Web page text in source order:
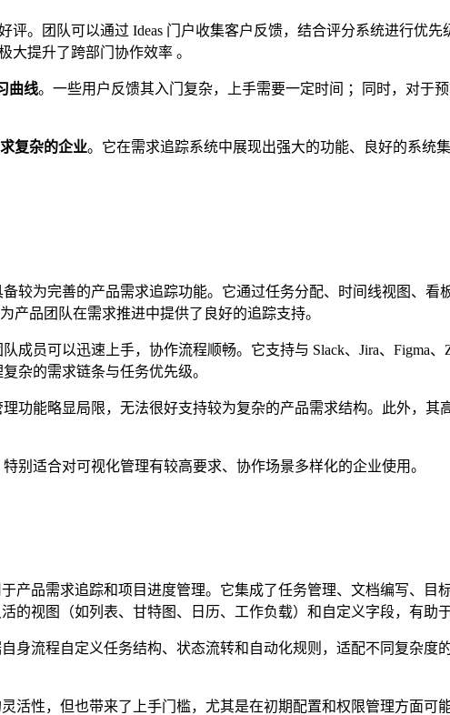
评。团队可以通过 Ideas 门户收集客户反馈，结合评分系统进行优
大提升了跨部门协作效率 。
曲线。一些用户反馈其入门复杂，上手需要一定时间 ；同时，对于
复杂的企业。它在需求追踪系统中展现出强大的功能、良好的系统
较为完善的产品需求追踪功能。它通过任务分配、时间线视图、
产品团队在需求推进中提供了良好的追踪支持。
成员可以迅速上手，协作流程顺畅。它支持与 Slack、Jira、Figma
杂的需求链条与任务优先级。
功能略显局限，无法很好支持较为复杂的产品需求结构。此外，
别适合对可视化管理有较高要求、协作场景多样化的企业使用。
产品需求追踪和项目进度管理。它集成了任务管理、文档编写、目
的视图（如列表、甘特图、日历、工作负载）和自定义字段，有助
流程自定义任务结构、状态流转和自动化规则，适配不同复杂度
活性，但也带来了上手门槛，尤其是在初期配置和权限管理方面